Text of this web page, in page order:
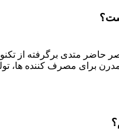
حاضر متدی برگرفته از
برای مصرف کننده ها،